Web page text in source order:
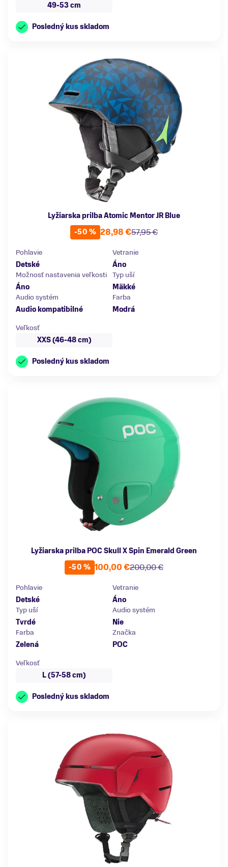
49-53 cm
Posledný kus skladom
Lyžiarska prilba Atomic Mentor JR Blue
-50 %
57,95 €
28,98 €
Pohlavie
Detské
Vetranie
Áno
Možnosť nastavenia veľkosti
Áno
Typ uší
Mäkké
Audio systém
Audio kompatibilné
Farba
Modrá
Veľkosť
XXS (46-48 cm)
Posledný kus skladom
Lyžiarska prilba POC Skull X Spin Emerald Green
-50 %
200,00 €
100,00 €
Pohlavie
Detské
Vetranie
Áno
Typ uší
Tvrdé
Audio systém
Nie
Farba
Zelená
Značka
POC
Veľkosť
L (57-58 cm)
Posledný kus skladom